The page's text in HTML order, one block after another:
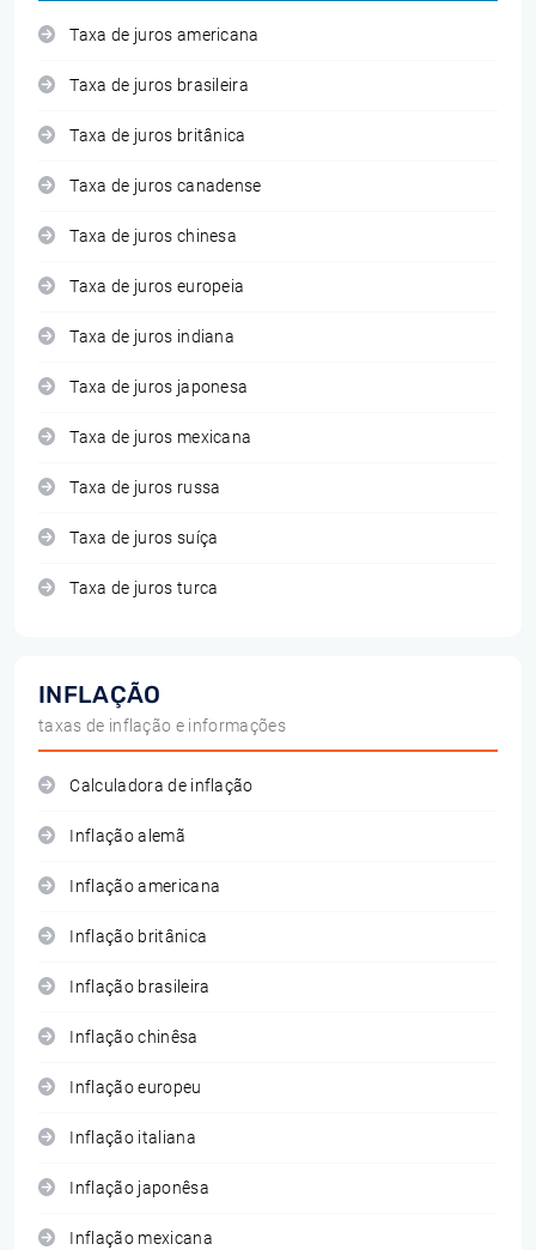
Taxa de juros americana
Taxa de juros brasileira
Taxa de juros britânica
Taxa de juros canadense
Taxa de juros chinesa
Taxa de juros europeia
Taxa de juros indiana
Taxa de juros japonesa
Taxa de juros mexicana
Taxa de juros russa
Taxa de juros suíça
Taxa de juros turca
INFLAÇÃO
taxas de inflação e informações
Calculadora de inflação
Inflação alemã
Inflação americana
Inflação britânica
Inflação brasileira
Inflação chinêsa
Inflação europeu
Inflação italiana
Inflação japonêsa
Inflação mexicana